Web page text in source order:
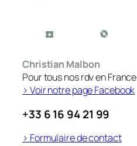
Christian Malbon
Pour tous nos rdv en France
> Voir notre page Facebook
+33 6 16 94 21 99
> Formulaire de contact